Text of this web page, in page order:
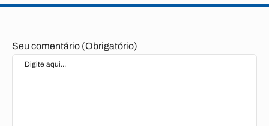
Seu comentário (Obrigatório)